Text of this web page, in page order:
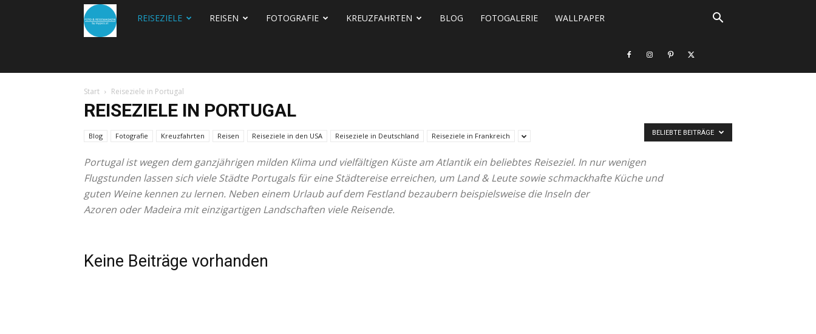
FOTO
REISEZIELE REISEN FOTOGRAFIE KREUZFAHRTEN BLOG FOTOGALERIE WALLPAPER
Start Reiseziele in Portugal
REISEZIELE IN PORTUGAL
Blog Fotografie Kreuzfahrten Reisen Reiseziele in den USA Reiseziele in Deutschland Reiseziele in Frankreich
Portugal ist wegen dem ganzjährigen milden Klima und vielfältigen Küste am Atlantik ein beliebtes Reiseziel. In nur wenigen
Flugstunden lassen sich viele Städte Portugals für eine Städtereise erreichen, um Land & Leute sowie schmackhafte Küche und
guten Weine kennen zu lernen. Neben einem Urlaub auf dem Festland bezaubern beispielsweise die Inseln der
Azoren oder Madeira mit einzigartigen Landschaften viele Reisende.
BELIEBTE BEITRÄGE
Keine Beiträge vorhanden